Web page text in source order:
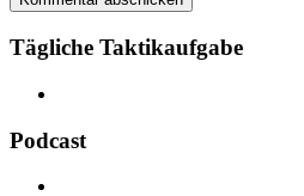
Tägliche Taktikaufgabe
Podcast